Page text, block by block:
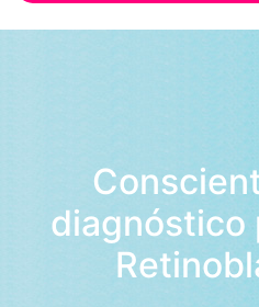
diagnóstico